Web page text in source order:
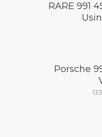
RARE 991
Porsche